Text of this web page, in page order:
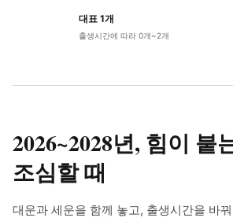
대표 1개
출생시간에 따라 0개~2개
2026~2028년, 힘이 붙
조심할 때
대운과 세운을 함께 놓고, 출생시간을 바